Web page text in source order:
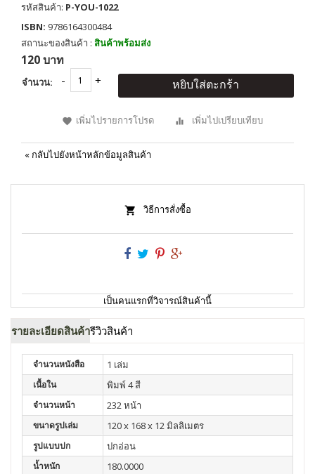
รหัสสินค้า: P-YOU-1022
ISBN: 9786164300484
สถานะของสินค้า : สินค้าพร้อมส่ง
120 บาท
จำนวน: หยิบใส่ตะกร้า
เพิ่มไปรายการโปรด เพิ่มไปเปรียบเทียบ
« กลับไปยังหน้าหลักข้อมูลสินค้า
วิธีการสั่งซื้อ
เป็นคนแรกที่วิจารณ์สินค้านี้
รายละเอียดสินค้ารีวิวสินค้า
จำนวนหนังสือ 1 เล่ม
เนื้อใน พิมพ์ 4 สี
จำนวนหน้า 232 หน้า
ขนาดรูปเล่ม 120 x 168 x 12 มิลลิเมตร
รูปแบบปก ปกอ่อน
น้ำหนัก 180.0000